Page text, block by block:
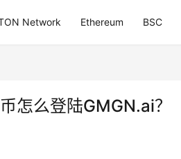
Network Ethereum BSC
怎么登陆GMGN.ai？